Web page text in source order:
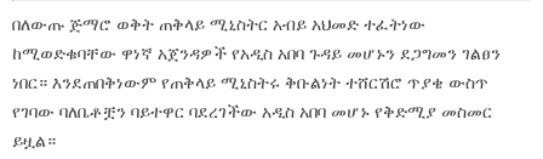
በለውጡ ጅማሮ ወቅት ጠቅላይ ሚኒስትር አብይ አህመድ ተፈትነው
ከሚወድቁባቸው ዋነኛ አጀንዳዎች የአዲስ አበባ ጉዳይ መሆኑን ደጋግመን ገልፀን
ነበር። እንደጠበቅነውም የጠቅላይ ሚኒስትሩ ቅቡልነት ተሸርሽሮ ጥያቄ ውስጥ
የገባው ባለቤቶቿን ባይተዋር ባደረገችው አዲስ አበባ መሆኑ የቅድሚያ መስመር
ይዟል።